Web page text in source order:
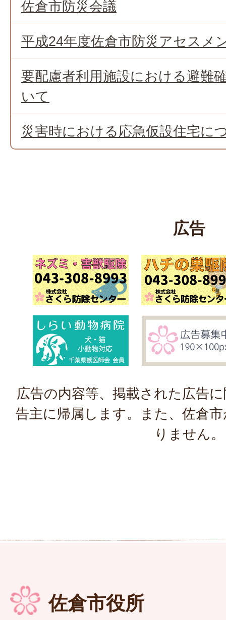
佐倉市防災会議
平成24年度佐倉市防災アセスメ
要配慮者利用施設における避難
いて
災害時における応急仮設住宅に
広告
広告の内容等、掲載された広告
告主に帰属します。また、佐倉
りません。
佐倉市役所